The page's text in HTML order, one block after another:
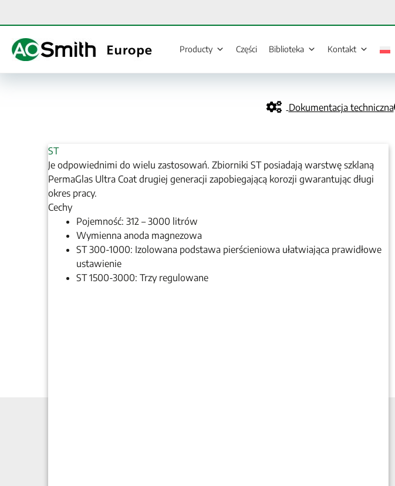
Producty Części Biblioteka Kontakt
Dokumentacja techniczna
ST
Je odpowiednimi do wielu zastosowań. Zbiorniki ST posiadają warstwę szklaną
PermaGlas Ultra Coat drugiej generacji zapobiegającą korozji gwarantując długi
okres pracy.
Cechy
Pojemność: 312 – 3000 litrów
Wymienna anoda magnezowa
ST 300-1000: Izolowana podstawa pierścieniowa ułatwiająca prawidłowe
ustawienie
ST 1500-3000: Trzy regulowane